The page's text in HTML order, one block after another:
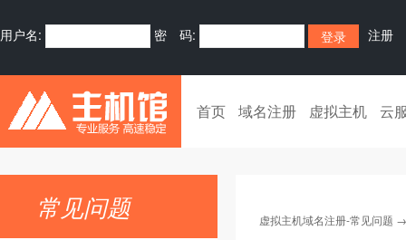
用户名: 密 码: 注册
首页 域名注册 虚拟主机 云
常见问题 虚拟主机域名注册-常见问题